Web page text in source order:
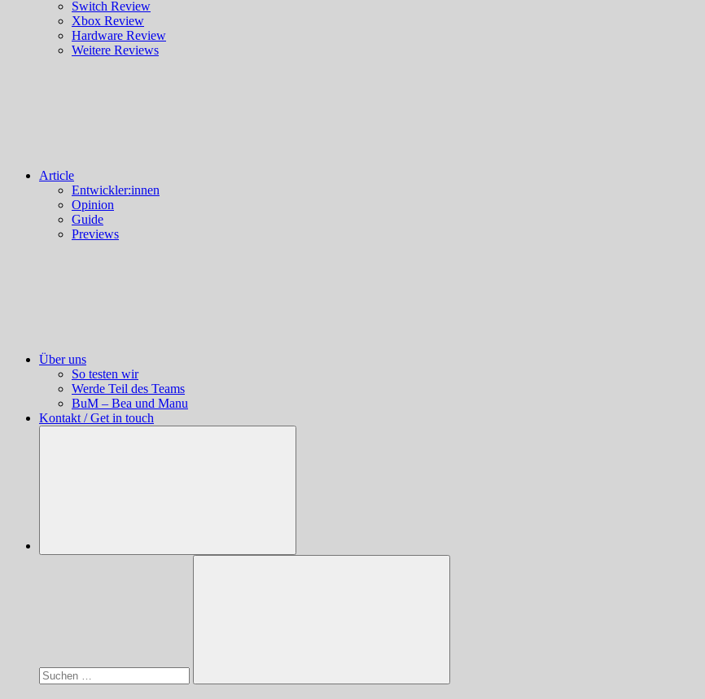
Switch Review
Xbox Review
Hardware Review
Weitere Reviews
Article
Entwickler:innen
Opinion
Guide
Previews
Über uns
So testen wir
Werde Teil des Teams
BuM – Bea und Manu
Kontakt / Get in touch
Suchen